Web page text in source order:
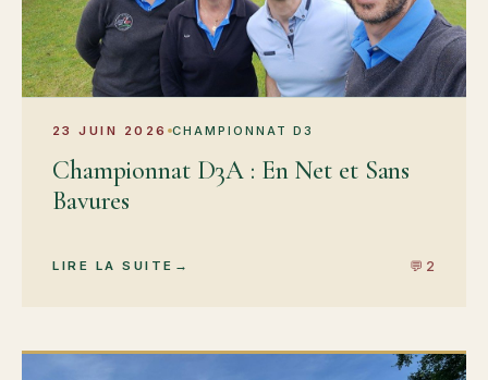
23 JUIN 2026 CHAMPIONNAT D3
Championnat D3A : En Net et Sans
Bavures
LIRE LA SUITE 💬 2